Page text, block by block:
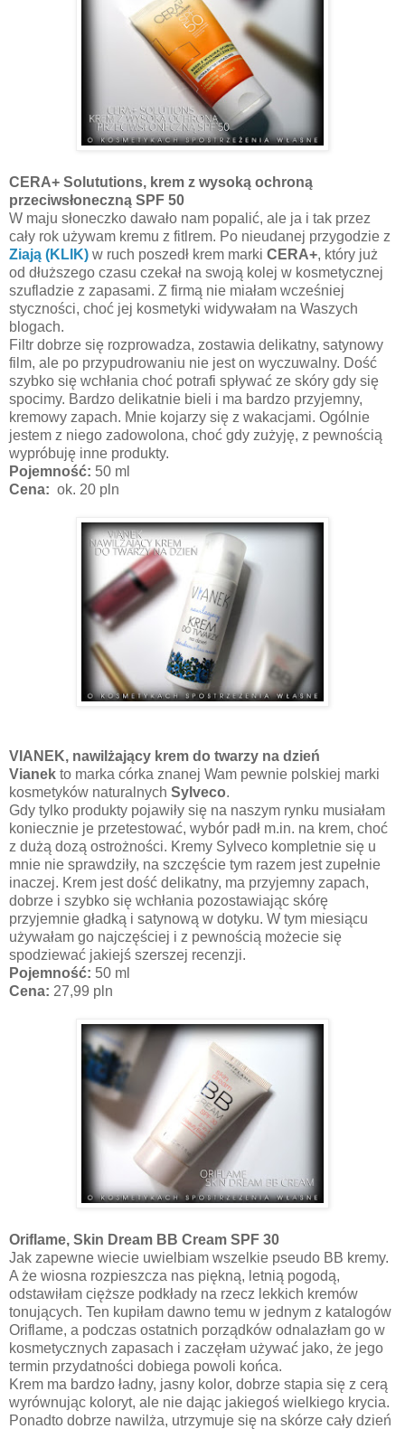
CERA+ Solututions, krem z wysoką ochroną
przeciwsłoneczną SPF 50
W maju słoneczko dawało nam popalić, ale ja i tak przez
cały rok używam kremu z fitlrem. Po nieudanej przygodzie z
Ziają (KLIK) w ruch poszedł krem marki CERA+, który już
od dłuższego czasu czekał na swoją kolej w kosmetycznej
szufladzie z zapasami. Z firmą nie miałam wcześniej
styczności, choć jej kosmetyki widywałam na Waszych
blogach.
Filtr dobrze się rozprowadza, zostawia delikatny, satynowy
film, ale po przypudrowaniu nie jest on wyczuwalny. Dość
szybko się wchłania choć potrafi spływać ze skóry gdy się
spocimy. Bardzo delikatnie bieli i ma bardzo przyjemny,
kremowy zapach. Mnie kojarzy się z wakacjami. Ogólnie
jestem z niego zadowolona, choć gdy zużyję, z pewnością
wypróbuję inne produkty.
Pojemność: 50 ml
Cena: ok. 20 pln
VIANEK, nawilżający krem do twarzy na dzień
Vianek to marka córka znanej Wam pewnie polskiej marki
kosmetyków naturalnych Sylveco.
Gdy tylko produkty pojawiły się na naszym rynku musiałam
koniecznie je przetestować, wybór padł m.in. na krem, choć
z dużą dozą ostrożności. Kremy Sylveco kompletnie się u
mnie nie sprawdziły, na szczęście tym razem jest zupełnie
inaczej. Krem jest dość delikatny, ma przyjemny zapach,
dobrze i szybko się wchłania pozostawiając skórę
przyjemnie gładką i satynową w dotyku. W tym miesiącu
używałam go najczęściej i z pewnością możecie się
spodziewać jakiejś szerszej recenzji.
Pojemność: 50 ml
Cena: 27,99 pln
Oriflame, Skin Dream BB Cream SPF 30
Jak zapewne wiecie uwielbiam wszelkie pseudo BB kremy.
A że wiosna rozpieszcza nas piękną, letnią pogodą,
odstawiłam cięższe podkłady na rzecz lekkich kremów
tonujących. Ten kupiłam dawno temu w jednym z katalogów
Oriflame, a podczas ostatnich porządków odnalazłam go w
kosmetycznych zapasach i zaczęłam używać jako, że jego
termin przydatności dobiega powoli końca.
Krem ma bardzo ładny, jasny kolor, dobrze stapia się z cerą
wyrównując koloryt, ale nie dając jakiegoś wielkiego krycia.
Ponadto dobrze nawilża, utrzymuje się na skórze cały dzień